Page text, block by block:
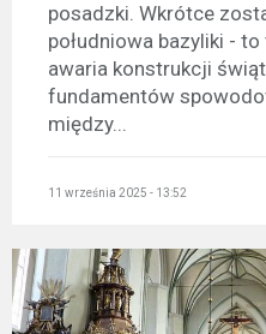
posadzki. Wkrótce
południowa bazyliki -
awaria konstrukcji
fundamentów
między...
11 września 2025 - 13:52